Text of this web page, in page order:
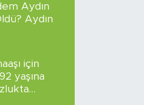
Aydın
Aydın
için
yaşına